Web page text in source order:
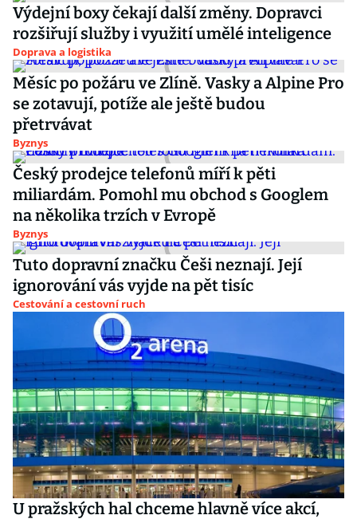
Výdejní boxy čekají další změny. Dopravci
rozšiřují služby i využití umělé inteligence
Doprava a logistika
Měsíc po požáru ve Zlíně. Vasky a Alpine Pro
se zotavují, potíže ale ještě budou
přetrvávat
Byznys
Český prodejce telefonů míří k pěti
miliardám. Pomohl mu obchod s Googlem
na několika trzích v Evropě
Byznys
Tuto dopravní značku Češi neznají. Její
ignorování vás vyjde na pět tisíc
Cestování a cestovní ruch
U pražských hal chceme hlavně více akcí,